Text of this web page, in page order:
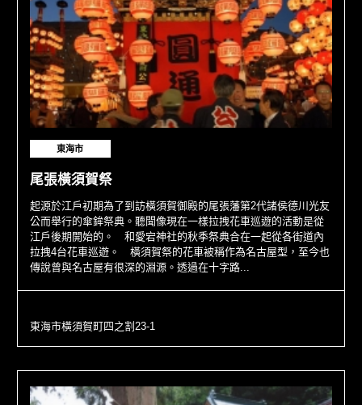
東海市
尾張橫須賀祭
起源於江戶初期為了到訪橫須賀御殿的尾張藩第2代諸侯德川光友
公而舉行的傘鉾祭典。聽聞像現在一樣拉拽花車巡遊的活動是從
江戶後期開始的。 和愛宕神社的秋季祭典合在一起從各街道內
拉拽4台花車巡遊。 橫須賀祭的花車被稱作為名古屋型，至今也
傳說曾與名古屋有很深的淵源。透過在十字路...
東海市橫須賀町四之割23-1